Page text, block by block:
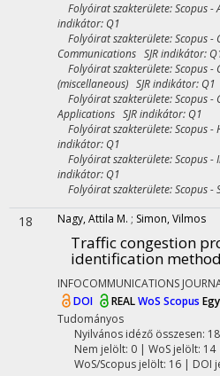
Folyóirat szakterülete: Scopus -
indikátor: Q1
Folyóirat szakterülete: Scopus -
Communications SJR indikátor:
Folyóirat szakterülete: Scopus -
(miscellaneous) SJR indikátor: Q1
Folyóirat szakterülete: Scopus -
Applications SJR indikátor: Q1
Folyóirat szakterülete: Scopus -
indikátor: Q1
Folyóirat szakterülete: Scopus -
indikátor: Q1
Folyóirat szakterülete: Scopus -
18 Nagy, Attila M. ; Simon, Vilmos
Traffic congestion
identification
INFOCOMMUNICATIONS
DOI
REALWoS Scopus
Tudományos
Nyilvános idéző összesen: 18
Nem jelölt: 0 | WoS jelölt:
WoS/Scopus jelölt: 16 | DOI